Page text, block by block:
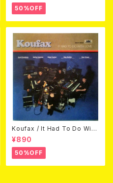
50%OFF
Koufax / It Had To Do With
Love (CD)
¥890
50%OFF